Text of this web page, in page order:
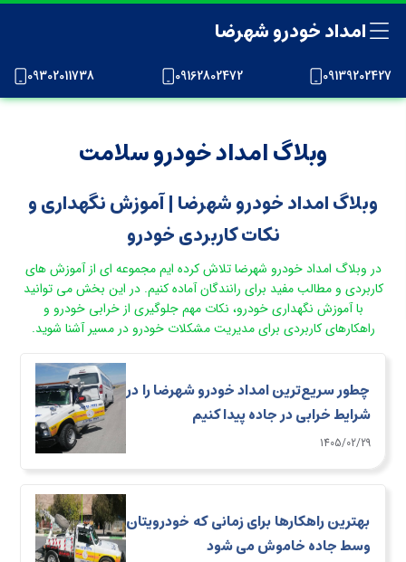
امداد خودرو شهرضا
09139202427
09162802472
09302011738
وبلاگ امداد خودرو سلامت
وبلاگ امداد خودرو شهرضا | آموزش نگهداری و
نکات کاربردی خودرو
در وبلاگ امداد خودرو شهرضا تلاش کرده ایم مجموعه ای از آموزش های
کاربردی و مطالب مفید برای رانندگان آماده کنیم. در این بخش می توانید
با آموزش نگهداری خودرو، نکات مهم جلوگیری از خرابی خودرو و
راهکارهای کاربردی برای مدیریت مشکلات خودرو در مسیر آشنا شوید.
چطور سریع‌ترین امداد خودرو شهرضا را در
شرایط خرابی در جاده پیدا کنیم
1405/02/29
بهترین راهکارها برای زمانی که خودرویتان
وسط جاده خاموش می شود